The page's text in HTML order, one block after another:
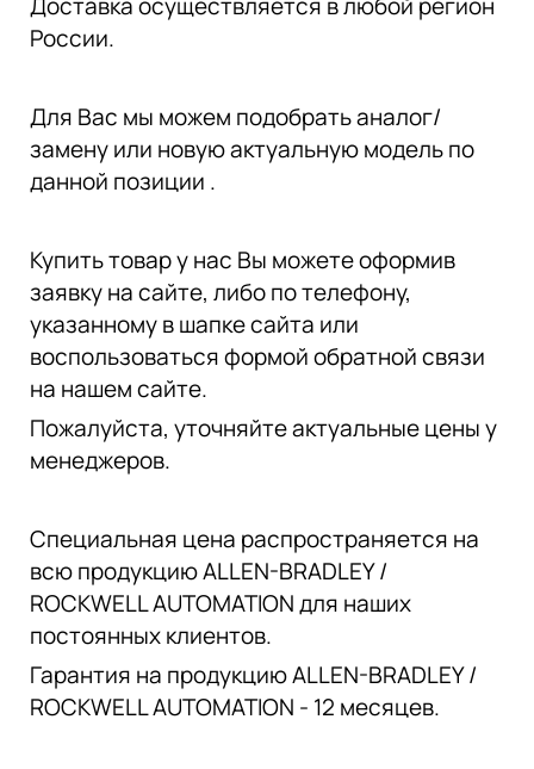
Доставка осуществляется в любой регион
России.
Для Вас мы можем подобрать аналог/
замену или новую актуальную модель по
данной позиции .
Купить товар у нас Вы можете оформив
заявку на сайте, либо по телефону,
указанному в шапке сайта или
воспользоваться формой обратной связи
на нашем сайте.
Пожалуйста, уточняйте актуальные цены у
менеджеров.
Специальная цена распространяется на
всю продукцию ALLEN-BRADLEY /
ROCKWELL AUTOMATION для наших
постоянных клиентов.
Гарантия на продукцию ALLEN-BRADLEY /
ROCKWELL AUTOMATION - 12 месяцев.